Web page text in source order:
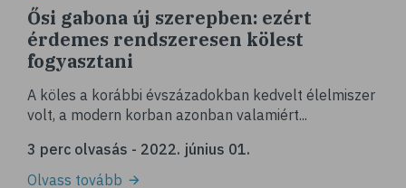
Ősi gabona új szerepben: ezért
érdemes rendszeresen kölest
fogyasztani
A köles a korábbi évszázadokban kedvelt élelmiszer
volt, a modern korban azonban valamiért...
3 perc olvasás - 2022. június 01.
Olvass tovább